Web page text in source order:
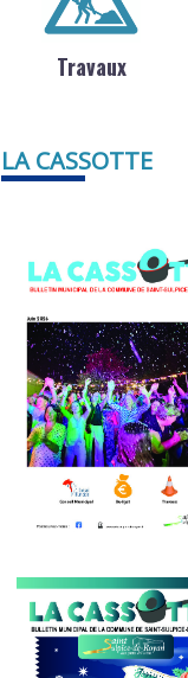
Travaux
LA CASSOTTE